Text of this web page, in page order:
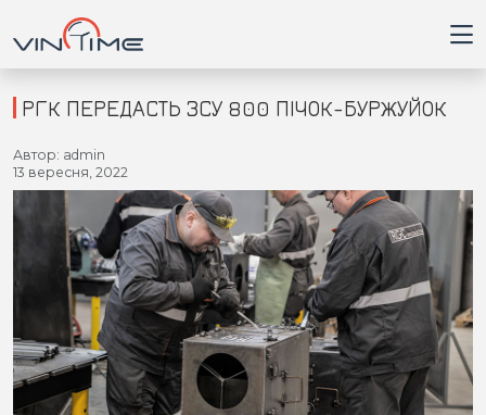
Головна
Війна
Новини
Кримінал
Здоров'я
РГК ПЕРЕДАСТЬ ЗСУ 800 ПІЧОК-БУРЖУЙОК
Автор: admin
13 вересня, 2022